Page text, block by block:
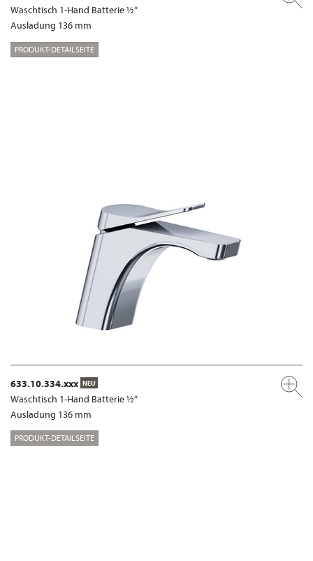
Waschtisch 1-Hand Batterie ½“
Ausladung 136 mm
PRODUKT-DETAILSEITE
633.10.334.xxx NEU
Waschtisch 1-Hand Batterie ½“
Ausladung 136 mm
PRODUKT-DETAILSEITE